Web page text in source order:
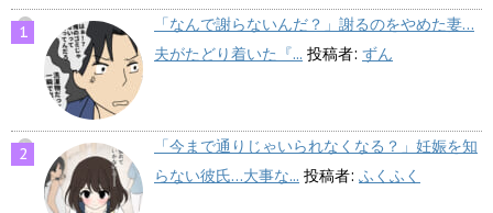
「なんで謝らないんだ？」謝るのをやめた妻…
夫がたどり着いた『... 投稿者: ずん
「今まで通りじゃいられなくなる？」妊娠を知
らない彼氏…大事な... 投稿者: ふくふく